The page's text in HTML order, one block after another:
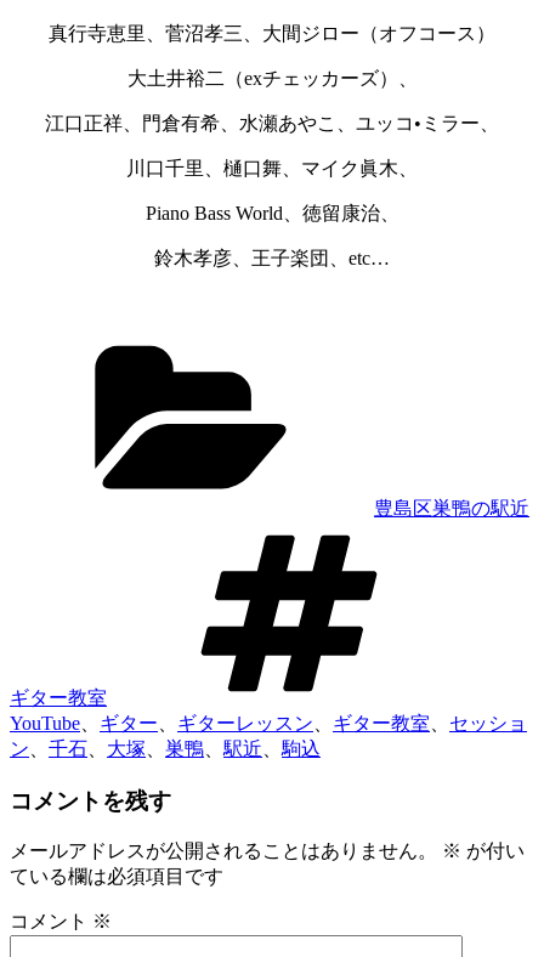
真行寺恵里、菅沼孝三、大間ジロー（オフコース）
大土井裕二（exチェッカーズ）、
江口正祥、門倉有希、水瀬あやこ、ユッコ•ミラー、
川口千里、樋口舞、マイク眞木、
Piano Bass World、徳留康治、
鈴木孝彦、王子楽団、etc…
豊島区巣鴨の駅近
ギター教室
YouTube ギター ギターレッスン ギター教室
セッショ
ン
千石 大塚 巣鴨 駅近 駒込
コメントを残す
メールアドレスが公開されることはありません。 ※ が付い
ている欄は必須項目です
コメント ※